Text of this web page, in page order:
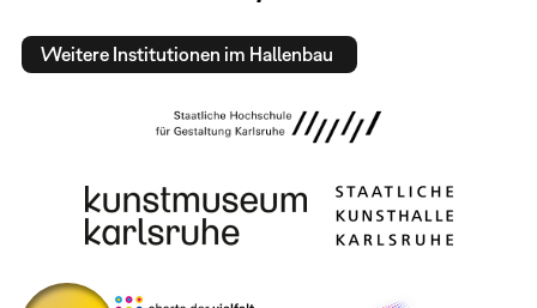
Weitere Institutionen im Hallenbau